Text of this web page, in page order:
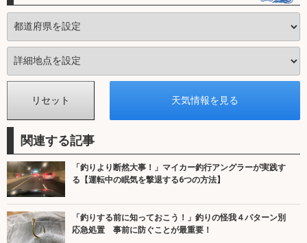
関連する記事
「釣りより断然大事！」マイカー釣行アングラーが実践す
る【運転中の眠気を撃退する6つの方法】
「釣りする前に知っておこう！」釣りの怪我４パターン別
応急処置 事前に防ぐことが最重要！